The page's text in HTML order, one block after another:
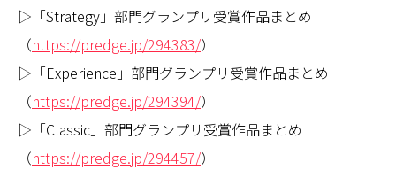
▷「Strategy」部門グランプリ受賞作品まとめ
（https://predge.jp/294383/）
▷「Experience」部門グランプリ受賞作品まとめ
（https://predge.jp/294394/）
▷「Classic」部門グランプリ受賞作品まとめ
（https://predge.jp/294457/）